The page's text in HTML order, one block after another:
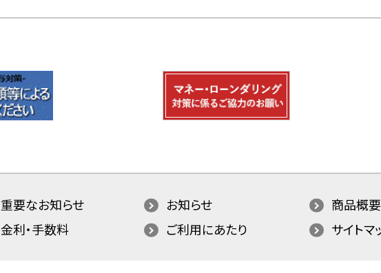
重要なお知らせ お知らせ 商品概
金利・手数料 ご利用にあたり サイトマ